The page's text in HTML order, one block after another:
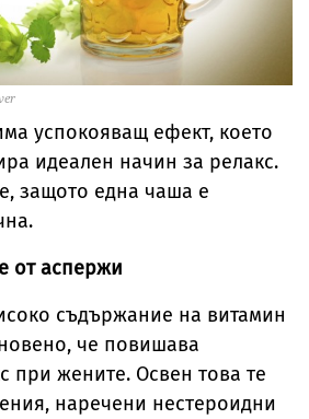
успокояващ ефект, което
идеален начин за релакс.
защото една чаша е
от аспержи
съдържание на витамин
че повишава
при жените. Освен това те
наречени нестероидни